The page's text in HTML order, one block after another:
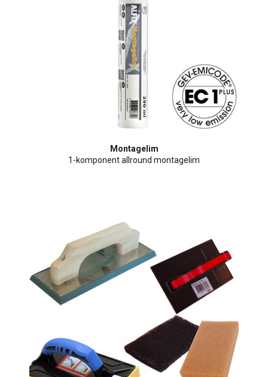
Montagelim
1-komponent allround montagelim